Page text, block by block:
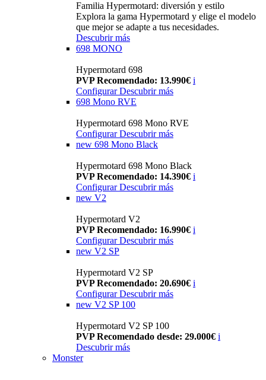
Familia Hypermotard: diversión y estilo
Explora la gama Hypermotard y elige el modelo
que mejor se adapte a tus necesidades.
Descubrir más
698 MONO
Hypermotard 698
PVP Recomendado: 13.990€ i
ConfigurarDescubrir más
698 Mono RVE
Hypermotard 698 Mono RVE
Configurar Descubrir más
new 698 Mono Black
Hypermotard 698 Mono Black
PVP Recomendado: 14.390€ i
Configurar Descubrir más
new V2
Hypermotard V2
PVP Recomendado: 16.990€ i
Configurar Descubrir más
new V2 SP
Hypermotard V2 SP
PVP Recomendado: 20.690€ i
Configurar Descubrir más
new V2 SP 100
Hypermotard V2 SP 100
PVP Recomendado desde: 29.000€ i
Descubrir más
Monster